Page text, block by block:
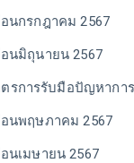
อนกรกฎาคม 2567
อนมิถุนายน 2567
รการรับมือปัญหากา
อนพฤษภาคม 2567
นเมษายน 2567